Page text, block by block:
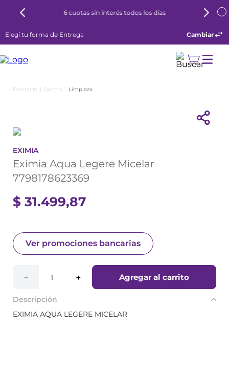
6 cuotas sin interés todos los días
Elegí tu forma de Entrega Cambiar
Dermo Limpieza
EXIMIA
Eximia Aqua Legere Micelar
7798178623369
$ 31.499,87
Ver promociones bancarias
＋
－ Agregar al carrito
Descripción
EXIMIA AQUA LEGERE MICELAR